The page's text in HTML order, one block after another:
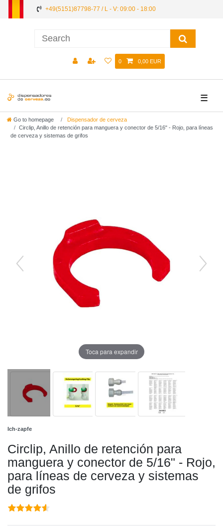
+49(5151)87798-77 / L - V: 09:00 - 18:00
0 0,00 EUR
☰
Go to homepage
Dispensador de cerveza
Circlip, Anillo de retención para manguera y conector de 5/16" - Rojo, para líneas
de cerveza y sistemas de grifos
Toca para expandir
Ich-zapfe
Circlip, Anillo de retención para
manguera y conector de 5/16" - Rojo,
para líneas de cerveza y sistemas
de grifos